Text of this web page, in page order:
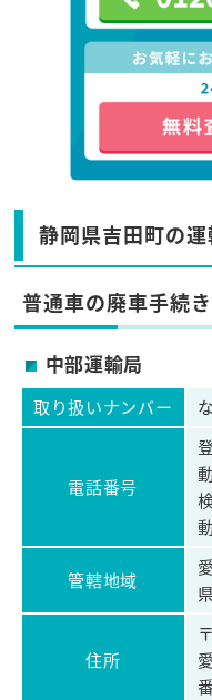
静岡県吉田町の
普通車の廃車手続き
中部運輸局
取り扱いナンバー
電話番号
管轄地域
住所